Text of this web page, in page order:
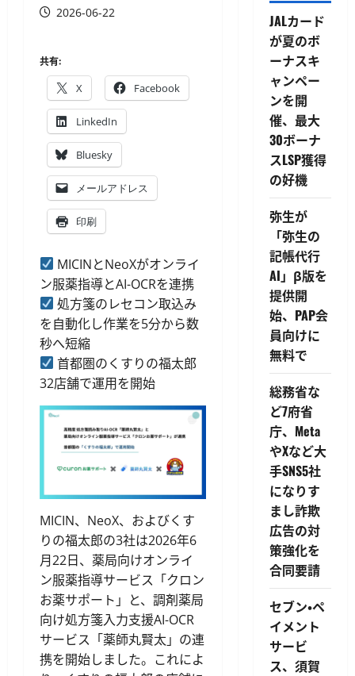
2026-06-22
共有:
X Facebook
LinkedIn
Bluesky
メールアドレス
印刷
MICINとNeoXがオンライ
ン服薬指導とAI-OCRを連携
処方箋のレセコン取込み
を自動化し作業を5分から数
秒へ短縮
首都圏のくすりの福太郎
32店舗で運用を開始
MICIN、NeoX、およびくす
りの福太郎の3社は2026年6
月22日、薬局向けオンライ
ン服薬指導サービス「クロン
お薬サポート」と、調剤薬局
向け処方箋入力支援AI-OCR
サービス「薬師丸賢太」の連
携を開始しました。これによ
JALカード
が夏のボ
ーナスキ
ャンペー
ンを開
催、最大
30ボーナ
スLSP獲得
の好機
弥生が
「弥生の
記帳代行
AI」β版を
提供開
始、PAP会
員向けに
無料で
総務省な
ど7府省
庁、Meta
やXなど大
手SNS5社
になりす
まし詐欺
広告の対
策強化を
合同要請
セブン・ペ
イメント
サービ
ス、須賀